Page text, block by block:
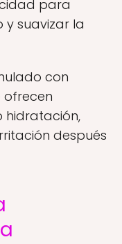
para
y suavizar la
con
ofrecen
hidratación,
después